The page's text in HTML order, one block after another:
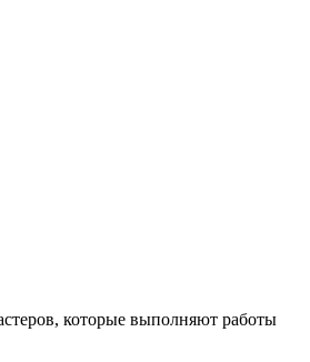
которые выполняют работы